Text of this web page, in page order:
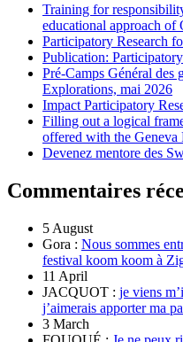
Training for
educational approach of
Participatory Research
Publication:
Pré-Camps Général des
Explorations, mai 2026
Impact Participatory
Filling out a logical
offered with the Geneva
Devenez mentore des
Commentaires
5 August
Gora : Nous sommes
festival koom koom à
11 April
JACQUOT : je viens
j’aimerais apporter ma
3 March